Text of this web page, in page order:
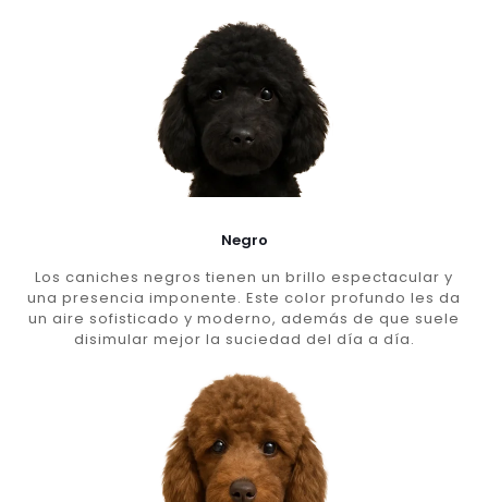
Negro
Los caniches negros tienen un brillo espectacular y
una presencia imponente. Este color profundo les da
un aire sofisticado y moderno, además de que suele
disimular mejor la suciedad del día a día.